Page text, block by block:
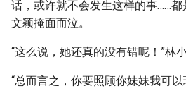
话，或许就不会发生这样的事……
文颖掩面而泣。
“这么说，她还真的没有错呢！”林
“总而言之，你要照顾你妹妹我可